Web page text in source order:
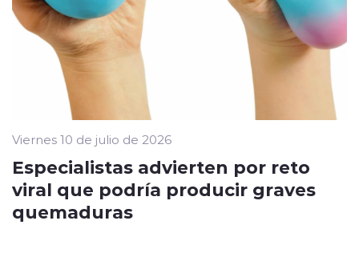
Viernes 10 de julio de 2026
Especialistas advierten por reto
viral que podría producir graves
quemaduras